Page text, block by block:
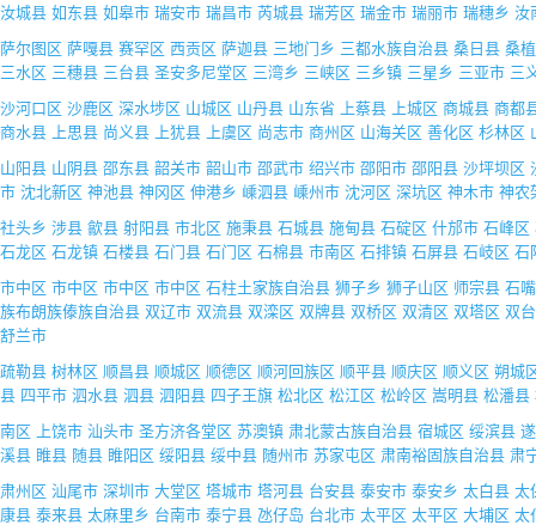
汝城县 如东县 如皋市 瑞安市 瑞昌市 芮城县 瑞芳区 瑞金市 瑞丽市 瑞穗乡 汝
萨尔图区 萨嘎县 赛罕区 西贡区 萨迦县 三地门乡 三都水族自治县 桑日县 桑
三水区 三穗县 三台县 圣安多尼堂区 三湾乡 三峡区 三乡镇 三星乡 三亚市 三
沙河口区 沙鹿区 深水埗区 山城区 山丹县 山东省 上蔡县 上城区 商城县 商都
商水县
上思县 尚义县 上犹县 上虞区 尚志市 商州区 山海关区 善化区 杉林区
山阳县 山阴县 邵东县 韶关市 韶山市 邵武市 绍兴市 邵阳市 邵阳县 沙坪坝区
市 沈北新区 神池县 神冈区 伸港乡 嵊泗县 嵊州市 沈河区 深坑区 神木市 神农
社头乡 涉县 歙县 射阳县 市北区 施秉县 石城县 施甸县 石碇区 什邡市 石峰区
石龙区 石龙镇 石楼县 石门县 石门区 石棉县 市南区 石排镇 石屏县 石岐区 石
市中区 市中区 市中区 市中区 石柱土家族自治县 狮子乡 狮子山区 师宗县 石
族布朗族傣族自治县 双辽市 双流县 双滦区 双牌县 双桥区 双清区 双塔区 双
舒兰市
疏勒县 树林区 顺昌县 顺城区 顺德区 顺河回族区 顺平县 顺庆区 顺义区 朔城
县 四平市 泗水县 泗县 泗阳县 四子王旗 松北区 松江区 松岭区 嵩明县 松潘县
南区
上饶市 汕头市 圣方济各堂区 苏澳镇 肃北蒙古族自治县 宿城区 绥滨县
溪县 睢县 随县 睢阳区 绥阳县 绥中县 随州市 苏家屯区 肃南裕固族自治县 肃
肃州区 汕尾市 深圳市 大堂区 塔城市 塔河县 台安县 泰安市 泰安乡 太白县 太
康县 泰来县 太麻里乡 台南市 泰宁县 氹仔岛 台北市 太平区 太平区 大埔区 太